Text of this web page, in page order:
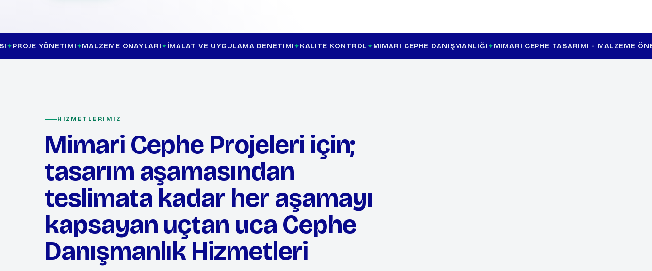
MALZEME ONAYLARI İMALAT VE UYGULAMA DENETIMI KALITE KONTROL MIMARI CEPHE DANIŞMANLIĞI MIMARI CEPHE TASARIMI - MALZEME ÖNERILERI
HIZMETLERIMIZ
Mimari Cephe Projeleri için;
tasarım aşamasından
teslimata kadar her aşamayı
kapsayan uçtan uca Cephe
Danışmanlık Hizmetleri